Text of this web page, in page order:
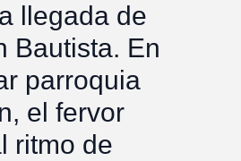
llegada de
Bautista. En
parroquia
el fervor
ritmo de